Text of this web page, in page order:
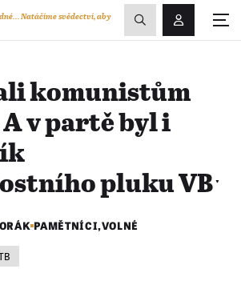
Přihlášení/
Natáčíme svědectví, aby
Zobrazit
vyhledávání
komunistům
v partě byl i
pluku VBˑ
PAMĚTNÍCI,VOLNÉ